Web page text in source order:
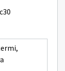
,